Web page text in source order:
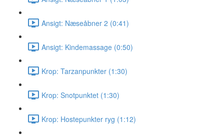
Ansigt: Næseåbner 2 (0:41)
Ansigt: Kindemassage (0:50)
Krop: Tarzanpunkter (1:30)
Krop: Snotpunktet (1:30)
Krop: Hostepunkter ryg (1:12)